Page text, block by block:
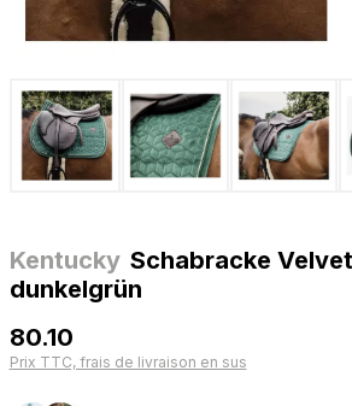
Kentucky Schabracke
dunkelgrün
80.10
Prix TTC, frais de livraison en sus